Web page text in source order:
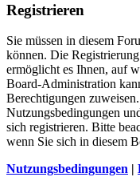
Registrieren
Sie müssen in diesem
können. Die
ermöglicht es Ihnen, auf
Board-Administration
Berechtigungen
Nutzungsbedingungen
sich registrieren. Bitte
wenn Sie sich in diesem
Nutzungsbedingungen |